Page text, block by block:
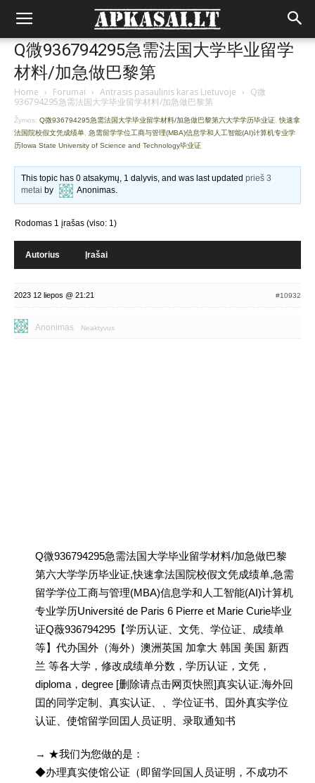
Q微936794295急需法国大学毕业留学
材料/加急做巴黎第
Home › Forumai › Antrasis pasaulinis karas Lietuvoje › Q微
936794295急需法国大学毕业留学材料/加急做巴黎第
Žymos: Q微936794295急需法国大学毕业留学材料/加急做巴黎第六大学学历毕业证 快速拿
法国院校假文凭成绩单 急需留学学位工商与管理(MBA)信息学和人工智能(AI)计算机专业学
历Iowa State University of Science and Technology毕业证
This topic has 0 atsakymų, 1 dalyvis, and was last updatedprieš 3
metai by Anonimas.
Rodomas 1 įrašas (viso: 1)
Autorius Įrašai
2023 12 liepos @ 21:21 #10932
Anonimas Neaktyvus
Q微936794295急需法国大学毕业留学材料/加急做巴黎
第六大学学历毕业证,快速拿法国院校假文凭成绩单,急需
留学学位工商与管理(MBA)信息学和人工智能(AI)计算机
专业学历Université de Paris 6 Pierre et Marie Curie毕业
证Q薇936794295【学历认证、文凭、学位证、成绩单
等】代办国外（海外）澳洲英国 加拿大 韩国 美国 新西
兰 等各大学，修改成绩单分数，学历认证，文凭，
diploma，degree [删除请点击网页快照]真实认证.海外回
囯的同学定制、真实认证、、学位证书、囯外真实学位
认证、使馆留学回囯人员证明、录取通知书
→ ★我们为您做的是：
◆办理真实使馆公证（即留学回国人员证明，不成功不